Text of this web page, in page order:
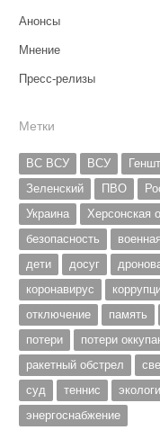
Анонсы
Мнение
Пресс-релизы
Метки
ВС ВСУ ВСУ
Зеленский
ПВО
Украина
Херсонская
безопасность
дети
досуг
коронавирус
отключение
память
потери
потери
ракетный обстрел
суд
теннис
энергоснабжение